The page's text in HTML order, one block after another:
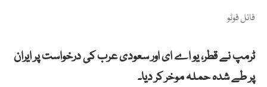
فائل فوٹو
ٹرمپ نے قطر، یو اے ای اور سعودی عرب کی درخواست پر ایران
پر طے شدہ حملہ موخر کر دیا۔